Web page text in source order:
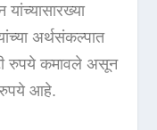
अर्थसंकल्पात
रुपये कमावले असून
रुपये आहे.